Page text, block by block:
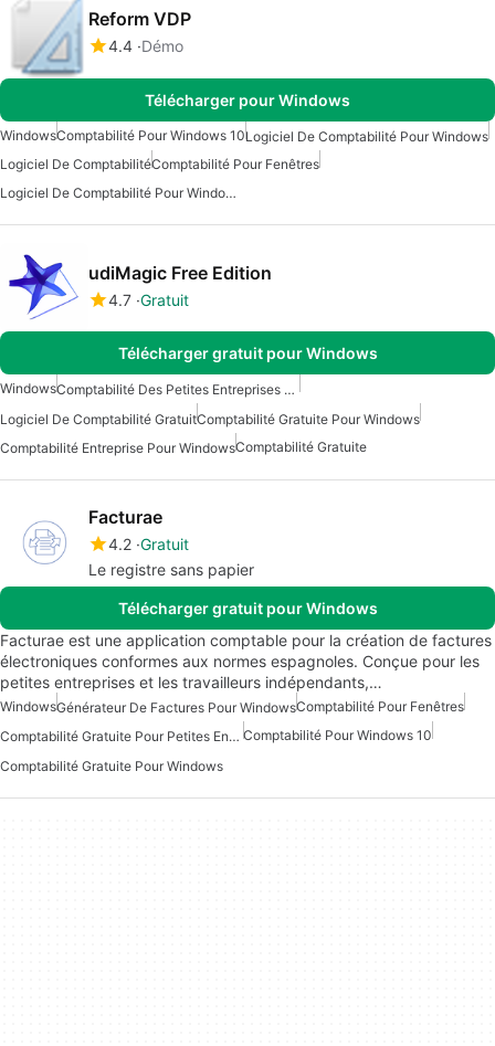
Reform VDP
4.4 Démo
Télécharger pour Windows
WindowsComptabilité Pour Windows 10Logiciel De Comptabilité Pour Windows
Logiciel De ComptabilitéComptabilité Pour Fenêtres
Logiciel De Comptabilité Pour Windows 7
udiMagic Free Edition
4.7 Gratuit
Télécharger gratuit pour Windows
Windows
Comptabilité Des Petites Entreprises Pour Windows
Logiciel De Comptabilité GratuitComptabilité Gratuite Pour Windows
Comptabilité Entreprise Pour WindowsComptabilité Gratuite
Facturae
4.2 Gratuit
Le registre sans papier
Télécharger gratuit pour Windows
Facturae est une application comptable pour la création de factures
électroniques conformes aux normes espagnoles. Conçue pour les
petites entreprises et les travailleurs indépendants,…
WindowsGénérateur De Factures Pour WindowsComptabilité Pour Fenêtres
Comptabilité Gratuite Pour Petites Entreprises Pour Windows Comptabilité Pour Windows 10
Comptabilité Gratuite Pour Windows